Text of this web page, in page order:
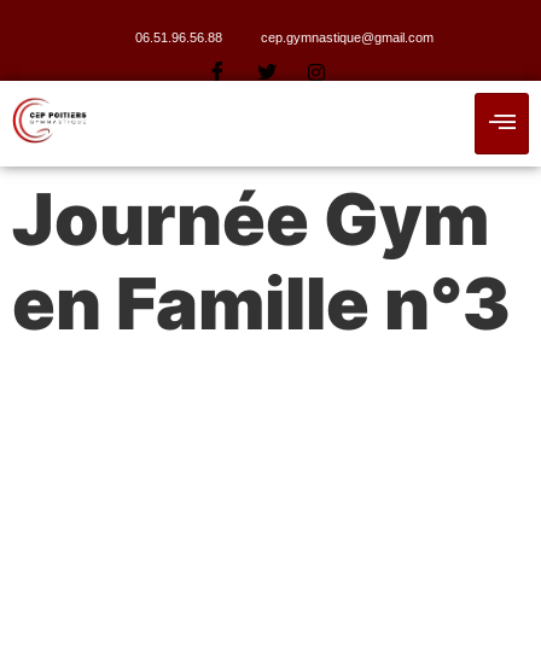
06.51.96.56.88 cep.gymnastique@gmail.com
Journée Gym
en Famille n°3